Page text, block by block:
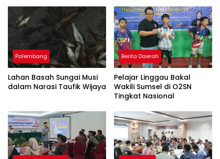
Pulau Kemaro
Palembang
Lahan Basah Sungai Musi
dalam Narasi Taufik Wijaya
Berita Daerah
Pelajar Linggau Bakal
Wakili Sumsel di O2SN
Tingkat Nasional